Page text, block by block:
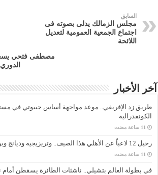
السابق
مجلس الزمالك يدلى بصوته فى
اجتماع الجمعية العمومية لتعديل
اللائحة
مصطفى فتحي
آخر الأخبار
طريق زد الإفريقي.. موعد مواجهة أساس جيبوتي في
الكونفدرالية
رحيل 12 لاعباً عن الأهلي هذا الصيف.. وتريزيجيه وديانج وبن رمضان في المقدمة
في بطولة العالم بتشيلي.. ناشئات الطائرة يسقطن